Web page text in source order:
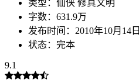
类型：仙侠 修真文明
字数：631.9万
发布时间：2010年10月14日
状态：完本
9.1